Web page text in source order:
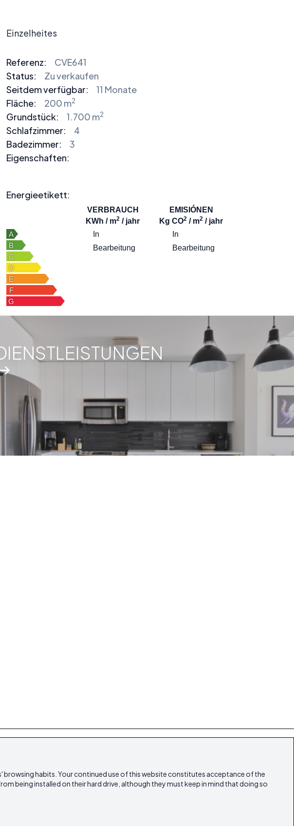
habits. Your continued use of this website constitutes acceptance of the
being installed on their hard drive, although they must keep in mind that doing so
Einzelheites
Referenz:
CVE641
Status:
Zu verkaufen
Seitdem verfügbar:
11 Monate
Fläche:
200 m2
Grundstück: 1.700 m2
Schlafzimmer:
4
Badezimmer:
3
Eigenschaften:
Energieetikett:
VERBRAUCH
KWh / m2 / jahr
EMISIÓNEN
Kg CO2 / m2 / jahr
In
Bearbeitung
In
Bearbeitung
Datenschutzrichtlinie
ibicasarealestate